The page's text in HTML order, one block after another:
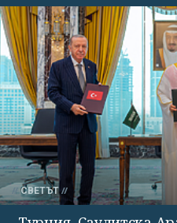
СВЕТЪТ